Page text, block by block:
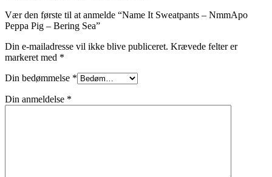
Vær den første til at anmelde “Name It Sweatpants – NmmApo
Peppa Pig – Bering Sea”
Din e-mailadresse vil ikke blive publiceret. Krævede felter er
markeret med *
Din bedømmelse *
Din anmeldelse *